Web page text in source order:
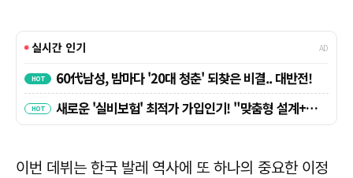
이번 데뷔는 한국 발레 역사에 또 하나의 중요한 이정